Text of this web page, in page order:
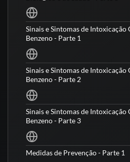
Sinais e Sintomas de
Benzeno - Parte 1
Sinais e Sintomas de
Benzeno - Parte 2
Sinais e Sintomas de
Benzeno - Parte 3
Medidas de Prevenção - Parte 1